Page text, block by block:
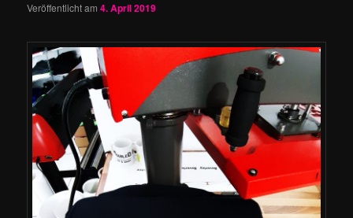
Veröffentlicht am4. April 2019